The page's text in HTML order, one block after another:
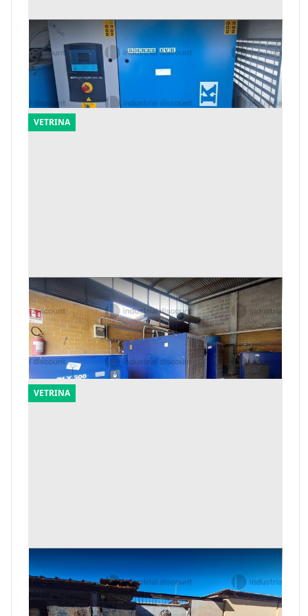
9#9883 Compressore ad aria Mark
Casarano (Lecce)
Offerta minima
3.369 €
VETRINA
9#10213 Gruppi elettrogeni e Compressori
industriali
Fara Filiorum Petri (Chieti)
Offerta minima
11.000 €
VETRINA
24#9884 Impianto aria compressa
Offerta minima
3.584 €